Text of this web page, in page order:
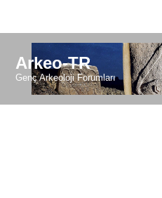
Arkeo-TR
Genç Arkeoloji Forumları